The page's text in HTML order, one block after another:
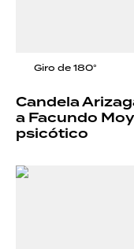
Giro de 180°
Candela
a Facundo
psicótico